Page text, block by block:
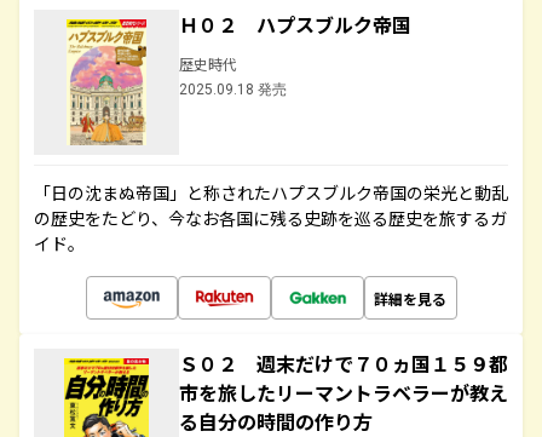
Ｈ０２ ハプスブルク帝国
歴史時代
2025.09.18 発売
「日の沈まぬ帝国」と称されたハプスブルク帝国の栄光と動乱
の歴史をたどり、今なお各国に残る史跡を巡る歴史を旅するガ
イド。
詳細を見る
Ｓ０２ 週末だけで７０ヵ国１５９都
市を旅したリーマントラベラーが教え
る自分の時間の作り方